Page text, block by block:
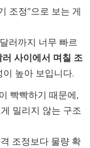
조정”으로 보는 게
러까지 너무 빠르
사이에서 며칠 조
이 높아 보입니다.
빡빡하기 때문에,
밀리지 않는 구조
조정보다 물량 확